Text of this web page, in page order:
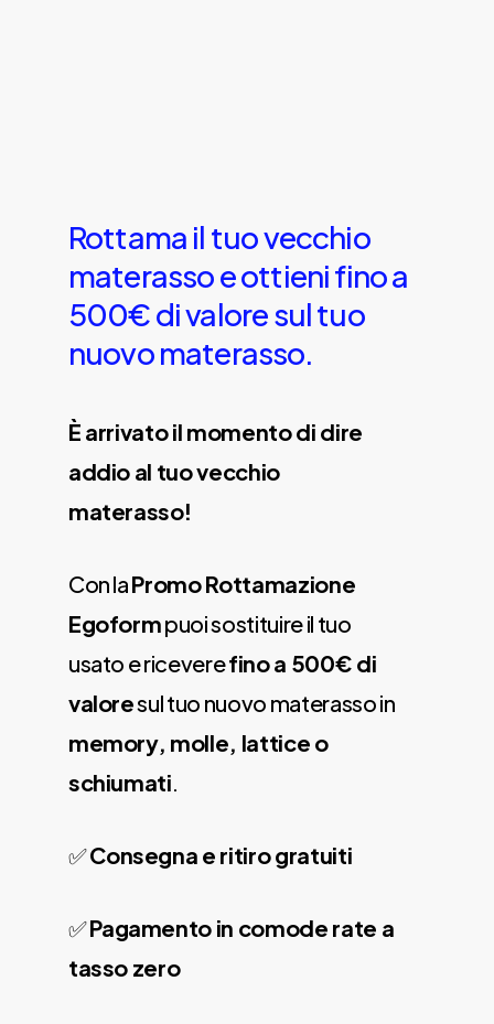
Rottama il tuovecchio
materassoeottienifinoa
500€divaloresultuo
nuovomaterasso.
È arrivato il momento di dire
addio al tuo vecchio
materasso!
Con laPromo Rottamazione
Egoformpuoi sostituire il tuo
usato e riceverefino a 500€ di
valoresul tuo nuovo materasso in
memory, molle, lattice o
schiumati
✅Consegna e ritiro gratuiti
✅Pagamento in comode rate a
tasso zero